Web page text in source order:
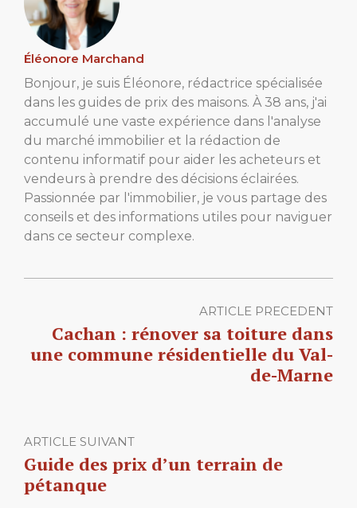
Éléonore Marchand
Bonjour, je suis Éléonore, rédactrice spécialisée
dans les guides de prix des maisons. À 38 ans, j'ai
accumulé une vaste expérience dans l'analyse
du marché immobilier et la rédaction de
contenu informatif pour aider les acheteurs et
vendeurs à prendre des décisions éclairées.
Passionnée par l'immobilier, je vous partage des
conseils et des informations utiles pour naviguer
dans ce secteur complexe.
ARTICLE PRECEDENT
Cachan : rénover sa toiture dans
une commune résidentielle du Val-
de-Marne
ARTICLE SUIVANT
Guide des prix d’un terrain de
pétanque